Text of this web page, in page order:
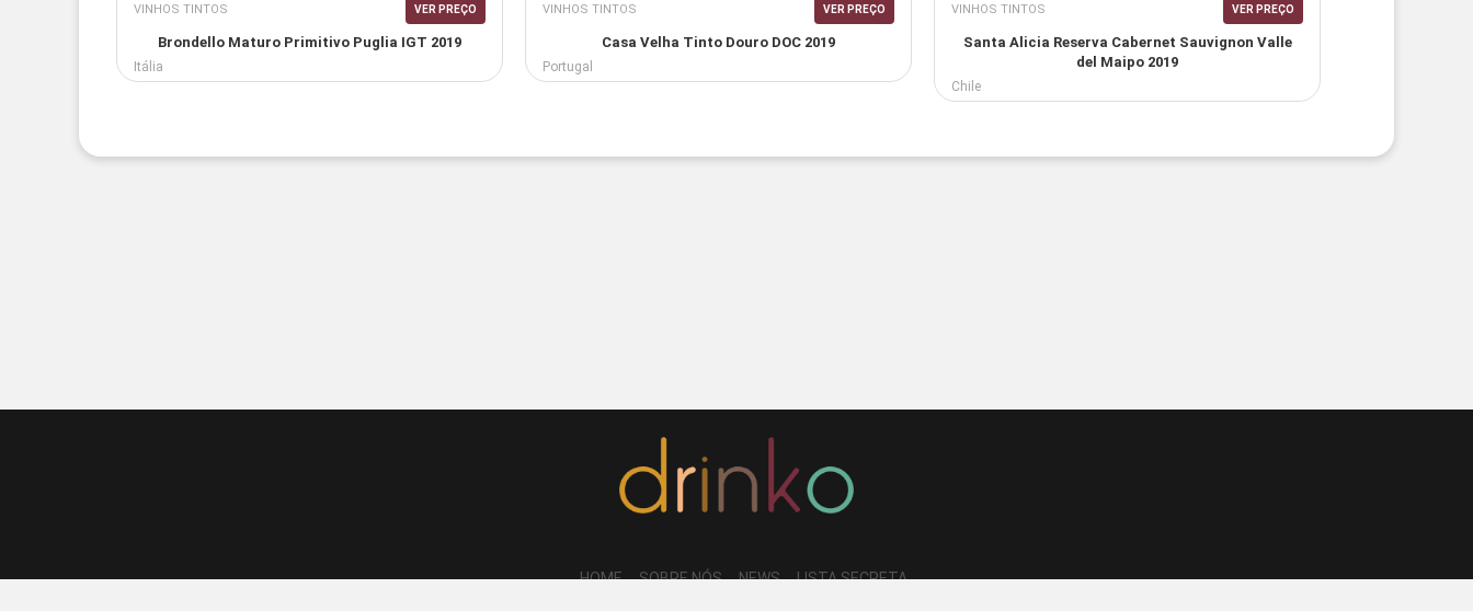
VINHOS TINTOS VER PREÇO
Brondello Maturo Primitivo Puglia IGT 2019
Itália
VINHOS TINTOS VER PREÇO
Casa Velha Tinto Douro DOC 2019
Portugal
VINHOS TINTOS VER PREÇO
Santa Alicia Reserva Cabernet Sauvignon Valle
del Maipo 2019
Chile
HOME SOBRE NÓS NEWS LISTA SECRETA